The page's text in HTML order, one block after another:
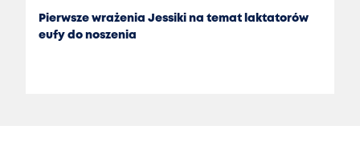
Pierwsze wrażenia Jessiki na temat laktatorów
eufy do noszenia